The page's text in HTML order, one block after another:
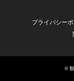
プライバシー
©